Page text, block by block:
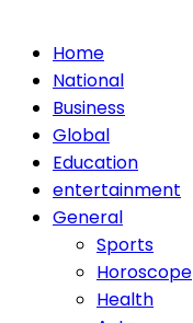
Home
National
Business
Global
Education
entertainment
General
Sports
Horoscope
Health